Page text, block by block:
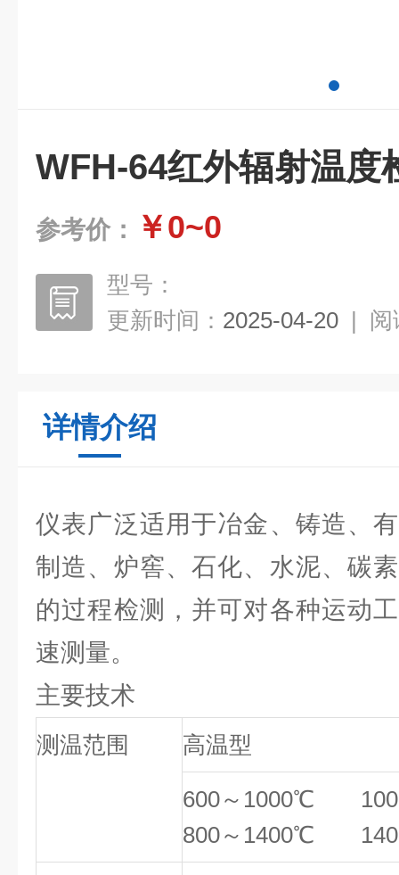
WFH-64红外辐射温度
参考价： ￥0~0
型号：
更新时间： 2025-04-20 | 阅
详情介绍
仪表广泛适用于冶金、铸造、
制造、炉窖、石化、水泥、碳
的过程检测，并可对各种运动
速测量。
主要技术
测温范围 高温型
600～1000℃
800～1400℃